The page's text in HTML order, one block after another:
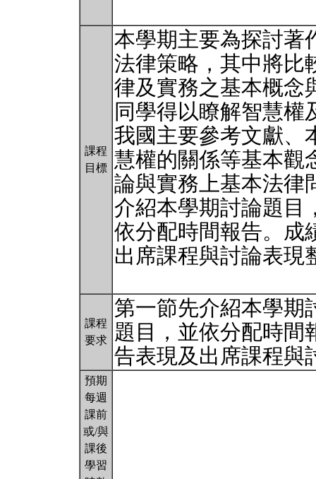
課程
目標
本學期主要為探討著
法律策略，其中將比
律及實務之基本概念
同學得以瞭解智慧權
我國主要參考文獻、
慧權的關係等基本觀
論與實務上基本法律
介紹本學期討論題目
依分配時間報告。成
出席課程與討論表現
課程
要求
第一節先介紹本學期
題目，並依分配時間
告表現及出席課程
預期
每週
課前
或/與
課後
學習